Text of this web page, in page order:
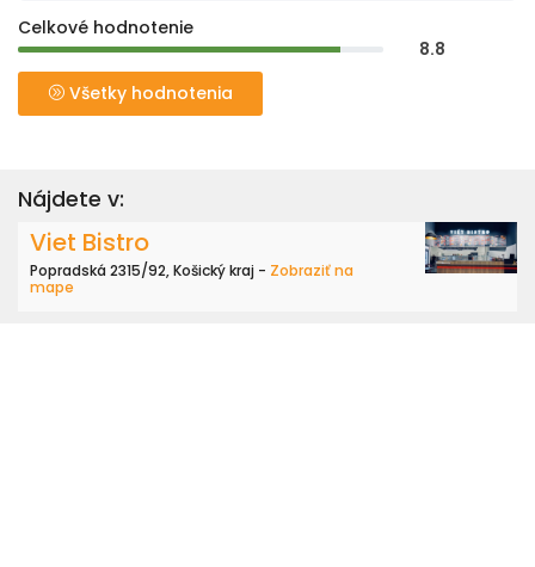
Celkové hodnotenie
8.8
Všetky hodnotenia
Nájdete v:
Viet Bistro
Popradská 2315/92, Košický kraj - Zobraziť na
mape